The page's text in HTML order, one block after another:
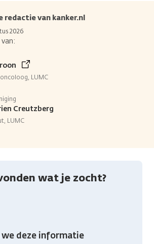
redactie van kanker.nl
2026
LUMC
Creutzberg
LUMC
wat je zocht?
we deze informatie